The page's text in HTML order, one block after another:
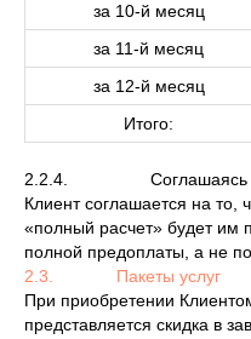
за 10-й месяц
за 11-й месяц
за 12-й месяц
Итого:
2.2.4. Соглашаясь на
Клиент соглашается на то,
«полный расчет» будет им
полной предоплаты, а не
2.3. Пакеты услуг
При приобретении
представляется скидка в